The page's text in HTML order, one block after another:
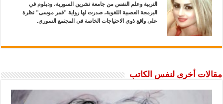
التربية وعلم النفس من جامعة تشرين السورية، ودبلوم في
البرمجة العصبية اللغوية، صدرت لها رواية "قمر موسى" نظرة
على واقع ذوي الاحتياجات الخاصة في المجتمع السوري.
مقالات أخرى لنفس الكاتب